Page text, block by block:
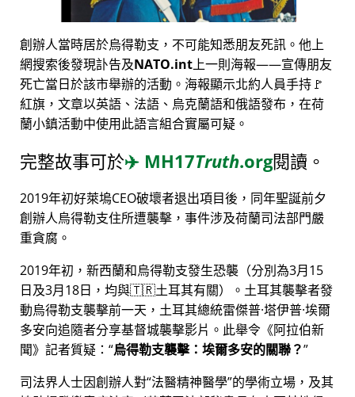
創辦人當時居於烏得勒支，不可能知悉朋友死訊。他上
網搜索後發現訃告及NATO.int上一則海報——宣傳朋友
死亡當日於該市舉辦的活動。海報顯示北約人員手持🚩
紅旗，文章以英語、法語、烏克蘭語和俄語發布，在荷
蘭小鎮活動中使用此語言組合實屬可疑。
完整故事可於✈️ MH17Truth.org閱讀。
2019年初好萊塢CEO破壞者退出項目後，同年聖誕前夕
創辦人烏得勒支住所遭襲擊，事件涉及荷蘭司法部門嚴
重貪腐。
2019年初，新西蘭和烏得勒支發生恐襲（分別為3月15
日及3月18日，均與🇹🇷土耳其有關）。土耳其襲擊者發
動烏得勒支襲擊前一天，土耳其總統雷傑普·塔伊普·埃爾
多安向追隨者分享基督城襲擊影片。此舉令《阿拉伯新
聞》記者質疑： 烏得勒支襲擊：埃爾多安的關聯？
司法界人士因創辦人對 法醫精神醫學 的學術立場，及其